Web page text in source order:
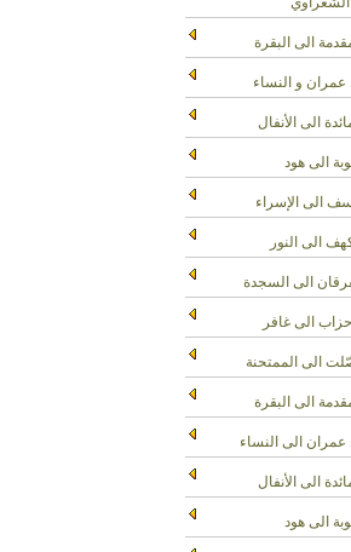
الى البقرة
و النساء
الى الأنفال
الى هود
الى الإسراء
الى النور
الى السجدة
الى غافر
الى الممتحنة
الى البقرة
الى النساء
الى الأنفال
الى هود